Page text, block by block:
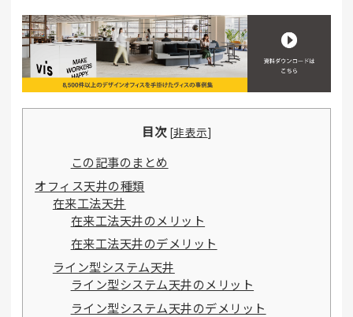
目次 [非表示]
この記事のまとめ
オフィス天井の種類
在来工法天井
在来工法天井のメリット
在来工法天井のデメリット
ライン型システム天井
ライン型システム天井のメリット
ライン型システム天井のデメリット